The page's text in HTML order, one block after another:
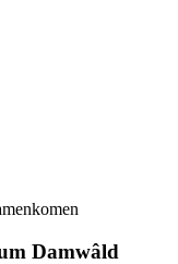
Damwâld